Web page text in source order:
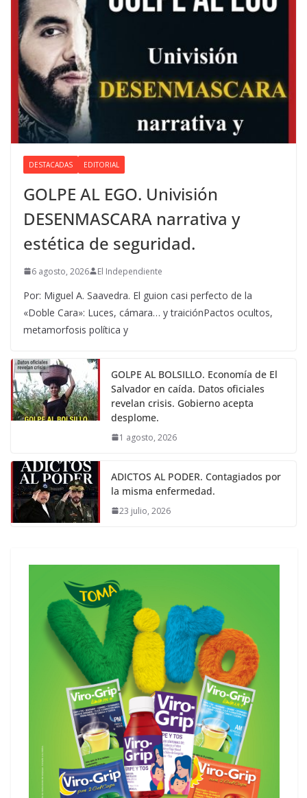
DESTACADAS EDITORIAL
GOLPE AL EGO. Univisión
DESENMASCARA narrativa y
estética de seguridad.
6 agosto, 2026 El Independiente
Por: Miguel A. Saavedra. El guion casi perfecto de la
«Doble Cara»: Luces, cámara… y traiciónPactos ocultos,
metamorfosis política y
GOLPE AL BOLSILLO. Economía de El
Salvador en caída. Datos oficiales
revelan crisis. Gobierno acepta
desplome.
1 agosto, 2026
ADICTOS AL PODER. Contagiados por
la misma enfermedad.
23 julio, 2026